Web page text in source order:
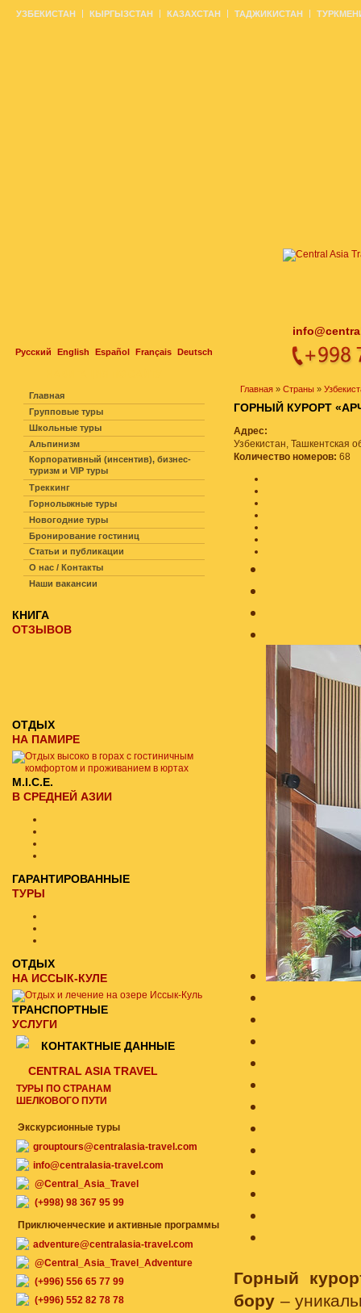
Русский English Español Français Deutsch
УЗБЕКИСТАН КЫРГЫЗСТАН КАЗАХСТАН ТАДЖИКИСТАН
Главная » Страны »
ГОРНЫЙ КУРОРТ
Адрес:
Узбекистан, Ташкентская
Количество номеров: 68
Горный
бору –
Главная
Групповые туры
Школьные туры
Альпинизм
Корпоративный (инсентив), бизнес-
туризм и VIP туры
Треккинг
Горнолыжные туры
Новогодние туры
Бронирование гостиниц
Статьи и публикации
О нас / Контакты
Наши вакансии
КНИГА
ОТЗЫВОВ
ОТДЫХ
НА ПАМИРЕ
M.I.C.E.
В СРЕДНЕЙ АЗИИ
ГАРАНТИРОВАННЫЕ
ТУРЫ
ОТДЫХ
НА ИССЫК-КУЛЕ
ТРАНСПОРТНЫЕ
УСЛУГИ
КОНТАКТНЫЕ ДАННЫЕ
CENTRAL ASIA TRAVEL
ТУРЫ ПО СТРАНАМ
ШЕЛКОВОГО ПУТИ
Экскурсионные туры
grouptours@centralasia-travel.com
info@centralasia-travel.com
@Central_Asia_Travel
(+998) 98 367 95 99
Приключенческие и активные программы
adventure@centralasia-travel.com
@Central_Asia_Travel_Adventure
(+996) 556 65 77 99
(+996) 552 82 78 78